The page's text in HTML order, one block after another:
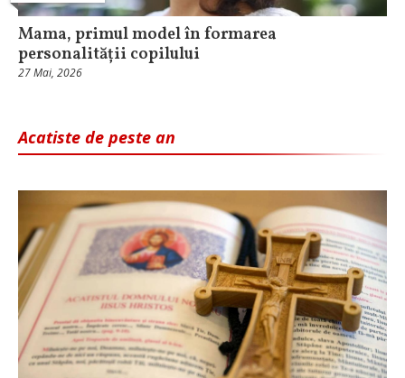
Mama, primul model în formarea
personalității copilului
27 Mai, 2026
Acatiste de peste an